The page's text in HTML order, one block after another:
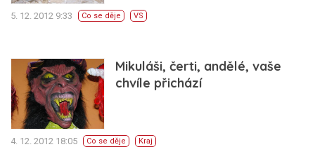
5. 12. 2012 9:33 Co se děje VS
Mikuláši, čerti, andělé, vaše
chvíle přichází
4. 12. 2012 18:05 Co se děje Kraj